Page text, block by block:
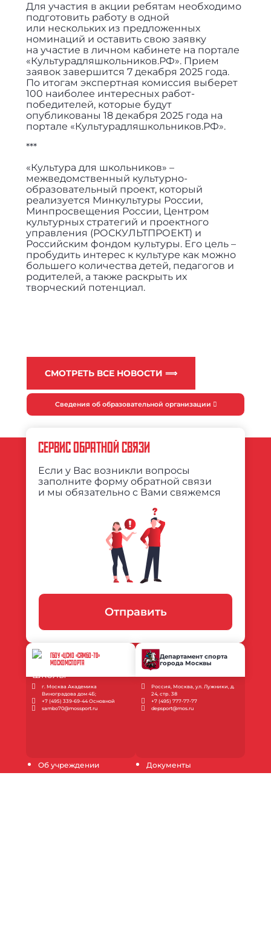
Для участия в акции ребятам необходимо
подготовить работу в одной
или нескольких из предложенных
номинаций и оставить свою заявку
на участие в личном кабинете на портале
«Культурадляшкольников.РФ». Прием
заявок завершится 7 декабря 2025 года.
По итогам экспертная комиссия выберет
100 наиболее интересных работ-
победителей, которые будут
опубликованы 18 декабря 2025 года на
портале «Культурадляшкольников.РФ».
***
«Культура для школьников» –
межведомственный культурно-
образовательный проект, который
реализуется Минкультуры России,
Минпросвещения России, Центром
культурных стратегий и проектного
управления (РОСКУЛЬТПРОЕКТ) и
Российским фондом культуры. Его цель –
пробудить интерес к культуре как можно
большего количества детей, педагогов и
родителей, а также раскрыть их
творческий потенциал.
СМОТРЕТЬ ВСЕ НОВОСТИ ⟹
Сведения об образовательной организации
Об учреждении
Документы
СЕРВИС ОБРАТНОЙ СВЯЗИ
Если у Вас возникли вопросы
заполните форму обратной связи
и мы обязательно с Вами свяжемся
Отправить
ГБОУ «ЦСИО «САМБО-70»
МОСКОМСПОРТА
г. Москва Академика
Виноградова дом 4Б;
+7 (495) 339-69-44 Основной
sambo70@mossport.ru
Департамент спорта
города Москвы
Россия, Москва, ул. Лужники, д.
24, стр. 38
+7 (495) 777-77-77
depsport@mos.ru